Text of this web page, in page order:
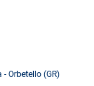
Orbetello (GR)